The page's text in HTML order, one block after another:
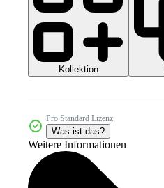
Kollektion
Pro Standard Lizenz
Was ist das?
Weitere Informationen